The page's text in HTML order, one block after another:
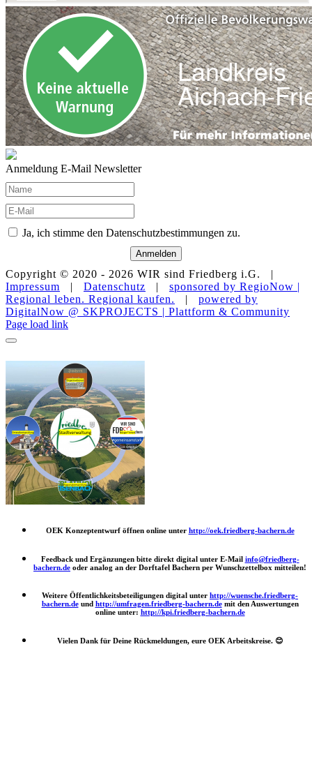
Anmeldung E-Mail Newsletter
Ja, ich stimme den Datenschutzbestimmungen zu.
Anmelden
Copyright © 2020 - 2026 WIR sind Friedberg i.G. |
Impressum | Datenschutz | sponsored by RegioNow |
Regional leben. Regional kaufen.
| powered by
DigitalNow @ SKPROJECTS | Plattform & Community
E-
Mail
WhatsApp
Facebook
Instagram
YouTube
Page load link
OEK Konzeptentwurf öffnen online unter http://oek.friedberg-bachern.de
Feedback und Ergänzungen bitte direkt digital unter E-Mail info@friedberg-
bachern.de oder analog an der Dorftafel Bachern per Wunschzettelbox mitteilen!
Weitere Öffentlichkeitsbeteiligungen digital unter http://wuensche.friedberg-
bachern.deund http://umfragen.friedberg-bachern.de mit den Auswertungen
online unter: http://kpi.friedberg-bachern.de
Vielen Dank für Deine Rückmeldungen, eure OEK Arbeitskreise. 😊